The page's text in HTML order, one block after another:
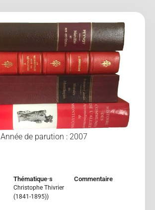
Année de parution : 2007
Thématique·s
Christophe Thivrier
(1841-1895))
Commentaire